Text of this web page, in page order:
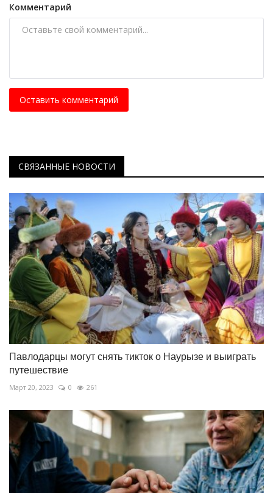
Комментарий
Оставить комментарий
СВЯЗАННЫЕ НОВОСТИ
Павлодарцы могут снять тикток о Наурызе и выиграть
путешествие
Март 20, 2023 0 261